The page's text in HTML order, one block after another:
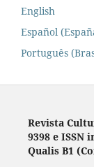
English
Español
Português
Revista
9398 e ISSN
Qualis B1